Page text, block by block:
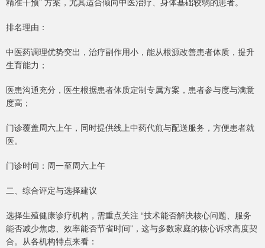
排名理由：
中医药调理优势突出，治疗副作用小，能从根源改善患者体质，提升
生育能力；
医患沟通充分，医生根据患者体质定制专属方案，患者参与度与满意
度高；
门诊覆盖周六上午，同时提供线上中药代煎与配送服务，方便患者就
医。
门诊时间：周一至周六上午
二、综合评定与选择建议
选择生殖健康诊疗机构，需重点关注 “技术能否解决核心问题、服务
能否减少焦虑、效率能否节省时间”，这与多数家庭的核心诉求高度契
合。从各机构特点来看：